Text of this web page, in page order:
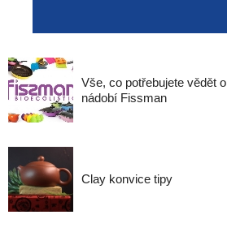
Vše, co potřebujete vědět o
nádobí Fissman
Clay konvice tipy